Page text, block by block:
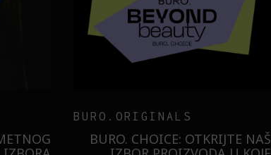
ŠTA JE
KOŽE
INSAJDER
BILI SMO U NOVOJ MONA